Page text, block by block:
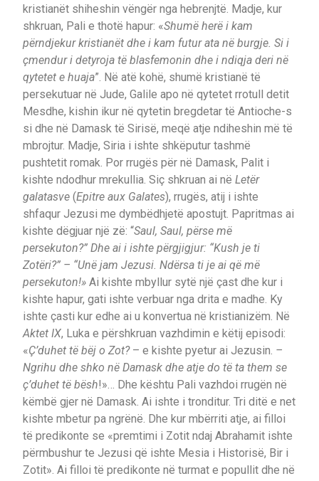
kristianët shiheshin vëngër nga hebrenjtë. Madje, kur
shkruan, Pali e thotë hapur: «Shumë herë i kam
përndjekur kristianët dhe i kam futur ata në burgje. Si i
çmendur i detyroja të blasfemonin dhe i ndiqja deri në
qytetet e huaja”. Në atë kohë, shumë kristianë të
persekutuar në Jude, Galile apo në qytetet rrotull detit
Mesdhe, kishin ikur në qytetin bregdetar të Antioche-s
si dhe në Damask të Sirisë, meqë atje ndiheshin më të
mbrojtur. Madje, Siria i ishte shkëputur tashmë
pushtetit romak. Por rrugës për në Damask, Palit i
kishte ndodhur mrekullia. Siç shkruan ai në Letër
galatasve (Epitre aux Galates), rrugës, atij i ishte
shfaqur Jezusi me dymbëdhjetë apostujt. Papritmas ai
kishte dëgjuar një zë: “Saul, Saul, përse më
persekuton?” Dhe ai i ishte përgjigjur: “Kush je ti
Zotëri?” – “Unë jam Jezusi. Ndërsa ti je ai që më
persekuton!» Ai kishte mbyllur sytë një çast dhe kur i
kishte hapur, gati ishte verbuar nga drita e madhe. Ky
ishte çasti kur edhe ai u konvertua në kristianizëm. Në
Aktet IX, Luka e përshkruan vazhdimin e këtij episodi:
«Ç’duhet të bëj o Zot? – e kishte pyetur ai Jezusin. –
Ngrihu dhe shko në Damask dhe atje do të ta them se
ç’duhet të bësh!»… Dhe kështu Pali vazhdoi rrugën në
këmbë gjer në Damask. Ai ishte i tronditur. Tri ditë e net
kishte mbetur pa ngrënë. Dhe kur mbërriti atje, ai filloi
të predikonte se «premtimi i Zotit ndaj Abrahamit ishte
përmbushur te Jezusi që ishte Mesia i Historisë, Bir i
Zotit». Ai filloi të predikonte në turmat e popullit dhe në